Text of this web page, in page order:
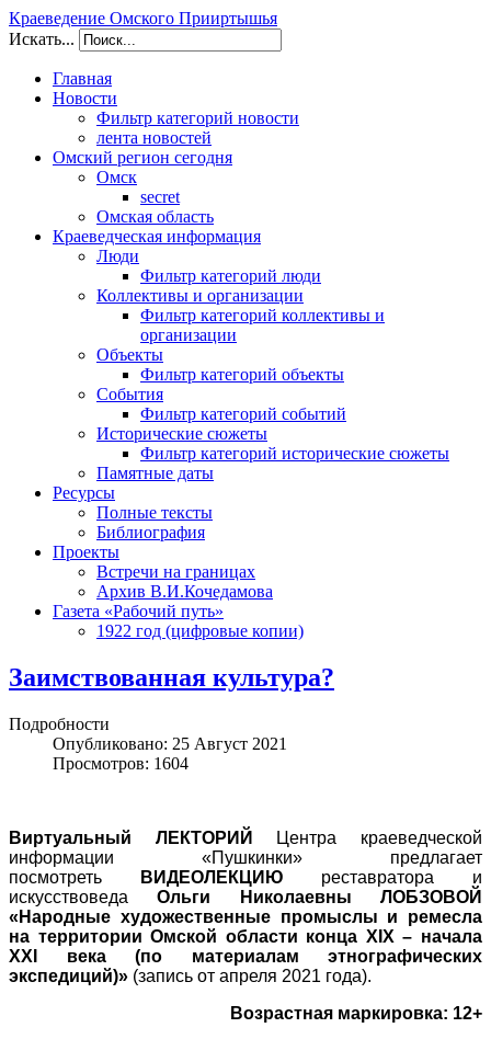
Краеведение Омского Прииртышья
Искать...
Главная
Новости
Фильтр категорий новости
лента новостей
Омский регион сегодня
Омск
secret
Омская область
Краеведческая информация
Люди
Фильтр категорий люди
Коллективы и организации
Фильтр категорий коллективы и
организации
Объекты
Фильтр категорий объекты
События
Фильтр категорий событий
Исторические сюжеты
Фильтр категорий исторические сюжеты
Памятные даты
Ресурсы
Полные тексты
Библиография
Проекты
Встречи на границах
Архив В.И.Кочедамова
Газета «Рабочий путь»
1922 год (цифровые копии)
Заимствованная культура?
Подробности
Опубликовано: 25 Август 2021
Просмотров: 1604
Виртуальный ЛЕКТОРИЙ
Центра краеведческой
информации «Пушкинки» предлагает
посмотреть
ВИДЕОЛЕКЦИЮ реставратора и
искусствоведаОльги Николаевны ЛОБЗОВОЙ
«Народные художественные промыслы и ремесла
на территории Омской области конца XIX – начала
XXI века (по материалам этнографических
экспедиций)» (запись от апреля 2021 года).
Возрастная маркировка: 12+